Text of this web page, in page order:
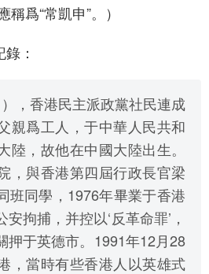
爲“常凱申”。）
：
，香港民主派政黨社民連成
親爲工人，于中華人民共和
陸，故他在中國大陸出生。
，與香港第四屆行政長官梁
班同學，1976年畢業于香港
拘捕，并控以‘反革命罪’，
押于英德市。1991年12月28
，當時有些香港人以英雄式